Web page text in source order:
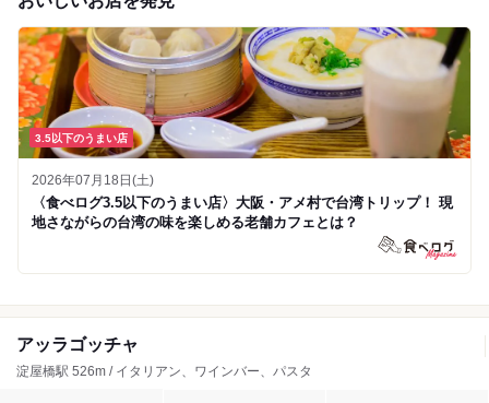
3.5以下のうまい店
2026年07月18日(土)
〈食べログ3.5以下のうまい店〉大阪・アメ村で台湾トリップ！ 現
地さながらの台湾の味を楽しめる老舗カフェとは？
アッラゴッチャ
淀屋橋駅 526m / イタリアン、ワインバー、パスタ